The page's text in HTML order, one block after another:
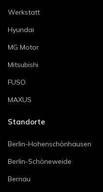
Werkstatt
Hyundai
MG Motor
Mitsubishi
FUSO
MAXUS
Standorte
Berlin-Hohenschönhausen
Berlin-Schöneweide
Bernau